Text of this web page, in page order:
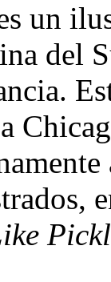
un
del